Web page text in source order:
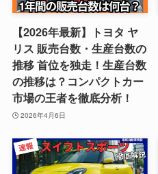
【2026年最新】トヨタ ヤ
リス 販売台数・生産台数の
推移 首位を独走！生産台数
の推移は？コンパクトカー
市場の王者を徹底分析！
2026年4月6日